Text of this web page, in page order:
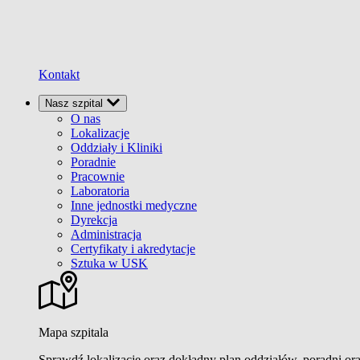
Kontakt
Nasz szpital
O nas
Lokalizacje
Oddziały i Kliniki
Poradnie
Pracownie
Laboratoria
Inne jednostki medyczne
Dyrekcja
Administracja
Certyfikaty i akredytacje
Sztuka w USK
Mapa szpitala